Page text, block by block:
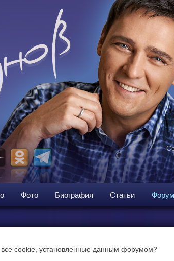
Фото Биография Статьи Форум
все cookie, установленные данным форумом?